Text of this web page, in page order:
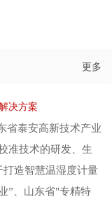
更多
决方案
泰安高新技术产业
准技术的研发、生
造智慧温湿度计量
”、山东省"专精特